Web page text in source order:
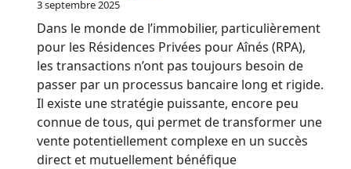
3 septembre 2025
Dans le monde de l’immobilier, particulièrement
pour les Résidences Privées pour Aînés (RPA),
les transactions n’ont pas toujours besoin de
passer par un processus bancaire long et rigide.
Il existe une stratégie puissante, encore peu
connue de tous, qui permet de transformer une
vente potentiellement complexe en un succès
direct et mutuellement bénéfique